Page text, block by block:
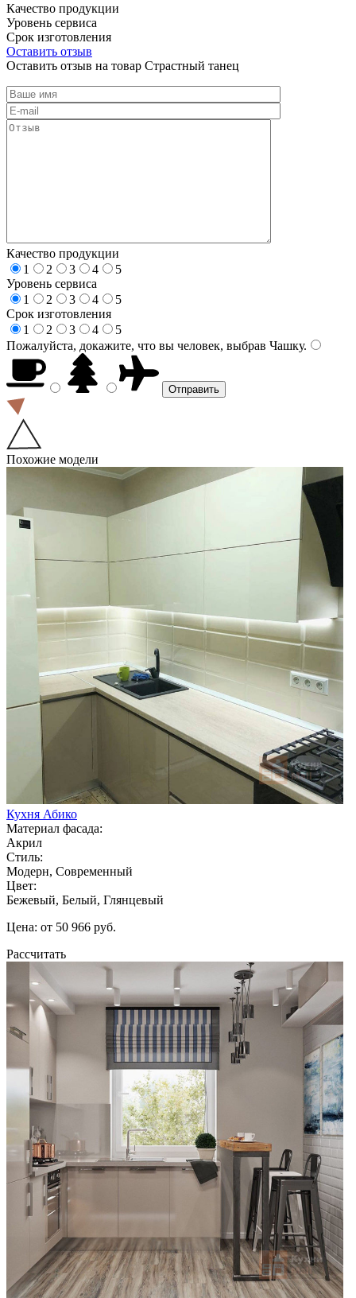
Качество продукции
Уровень сервиса
Срок изготовления
Оставить отзыв
Оставить отзыв на товар Страстный танец
Качество продукции
1
2 3 4
5
Уровень сервиса
1
2 3 4
5
Срок изготовления
1
2 3 4
5
Пожалуйста, докажите, что вы человек, выбрав Чашку.
Похожие модели
Кухня Абико
Материал фасада:
Акрил
Стиль:
Модерн, Современный
Цвет:
Бежевый, Белый, Глянцевый
Цена: от 50 966 руб.
Рассчитать